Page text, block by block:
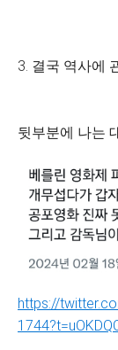
3. 결국 역사에
뒷부분에 나는
https://